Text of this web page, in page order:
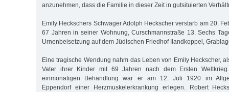
anzunehmen, dass die Familie in dieser Zeit in gutsituierten
Emily Heckschers Schwager Adolph Heckscher verstarb am 20.
67 Jahren in seiner Wohnung, Curschmannstraße 13. Sechs
Urnenbeisetzung auf dem Jüdischen Friedhof Ilandkoppel,
Eine tragische Wendung nahm das Leben von Emily Heckscher,
Vater ihrer Kinder mit 69 Jahren nach dem Ersten
einmonatigen Behandlung war er am 12. Juli 1920 im
Eppendorf einer Herzmuskelerkrankung erlegen. Robert